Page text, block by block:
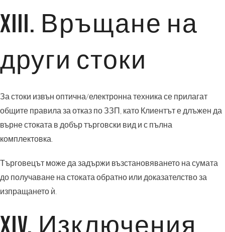
XIII. Връщане на
други стоки
За стоки извън оптична/електронна техника се прилагат
общите правила за отказ по ЗЗП, като Клиентът е длъжен да
върне стоката в добър търговски вид и с пълна
комплектовка.
Търговецът може да задържи възстановяването на сумата
до получаване на стоката обратно или доказателство за
изпращането ѝ.